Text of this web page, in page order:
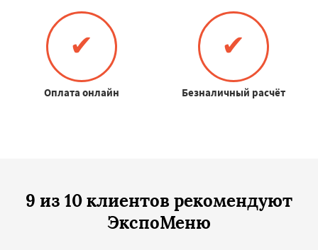
✔
Оплата онлайн
✔
Безналичный расчёт
9 из 10 клиентов рекомендуют
ЭкспоМеню